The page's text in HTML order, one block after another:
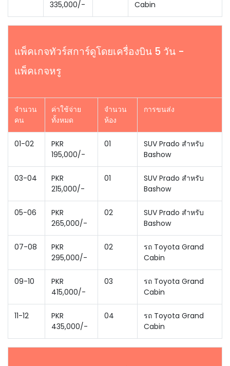
335,000/- Cabin
แพ็คเกจทัวร์สการ์ดูโดยเครื่องบิน 5 วัน -
แพ็คเกจหรู
จำนวน
คน
ค่าใช้จ่าย
ทั้งหมด
จำนวน
ห้อง
การขนส่ง
01-02
PKR
195,000/-
01
SUV Prado สำหรับ
Bashow
03-04
PKR
215,000/-
01
SUV Prado สำหรับ
Bashow
05-06
PKR
265,000/-
02
SUV Prado สำหรับ
Bashow
07-08
PKR
295,000/-
02
รถ Toyota Grand
Cabin
09-10
PKR
415,000/-
03
รถ Toyota Grand
Cabin
11-12
PKR
435,000/-
04
รถ Toyota Grand
Cabin